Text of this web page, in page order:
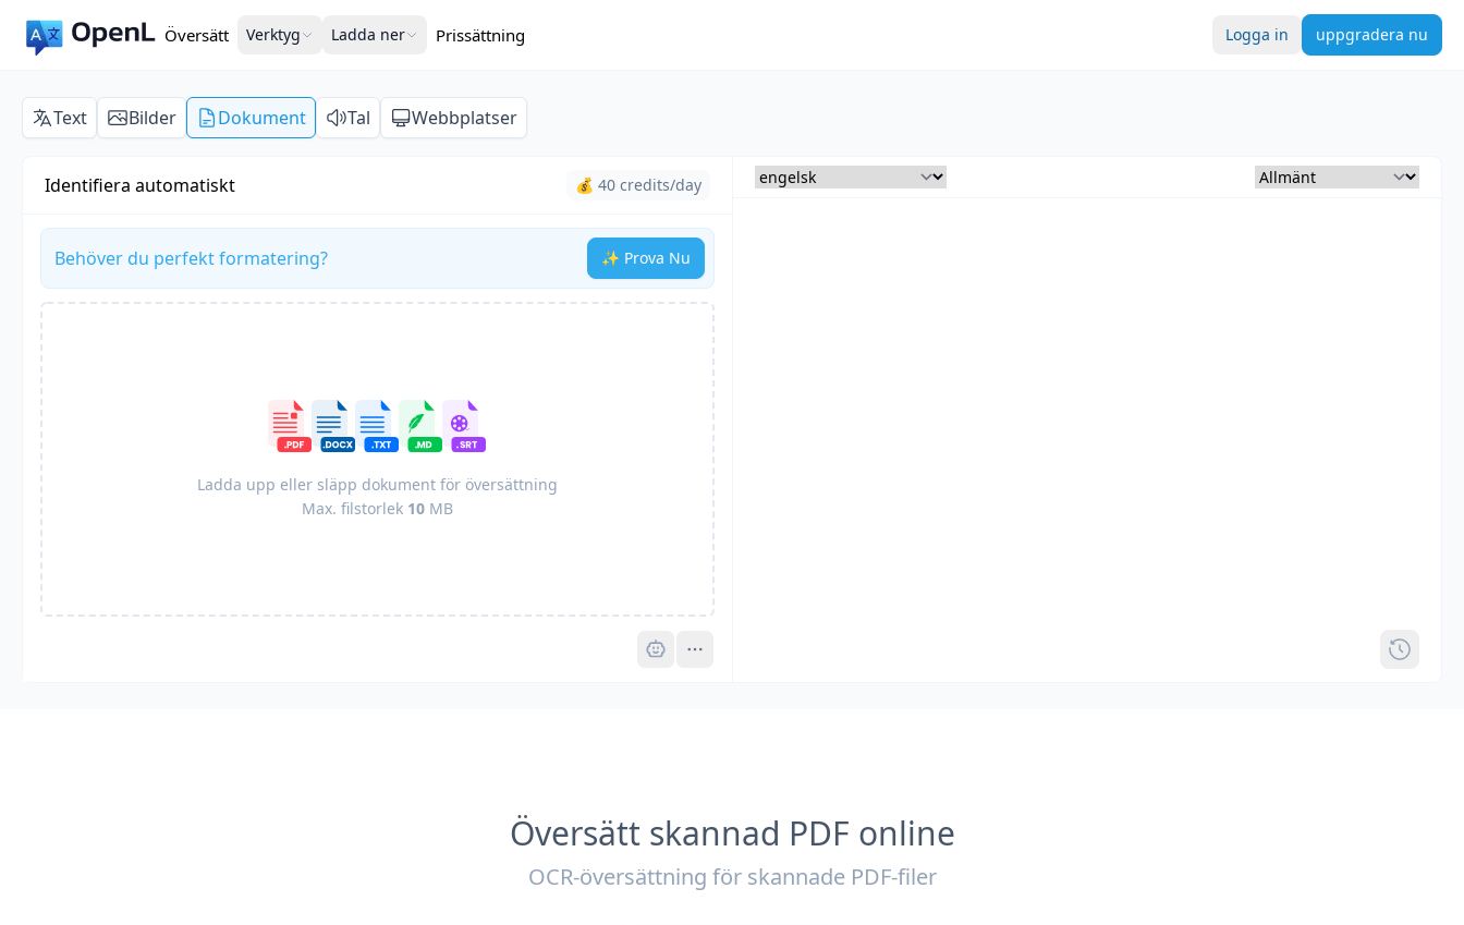
Översätt Verktyg Ladda ner Prissättning Logga in uppgradera nu
Text Bilder Dokument Tal Webbplatser
Identifiera automatiskt 💰 40 credits/day
Behöver du perfekt formatering? ✨ Prova Nu
Ladda upp eller släpp dokument för översättning
Max. filstorlek 10MB
Pro
Översätt skannad PDF online
OCR-översättning för skannade PDF-filer